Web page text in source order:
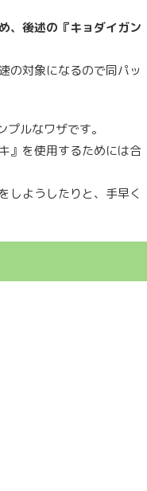
、後述の『キョダイガン
の対象になるので同パッ
ルなワザです。
』を使用するためには合
しようしたりと、手早く